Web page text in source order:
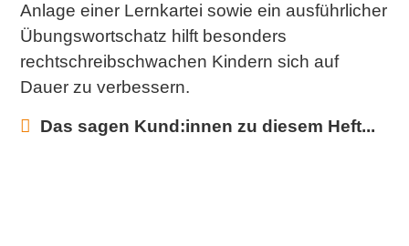
Anlage einer Lernkartei sowie ein ausführlicher
Übungswortschatz hilft besonders
rechtschreibschwachen Kindern sich auf
Dauer zu verbessern.
Das sagen Kund:innen zu diesem Heft...